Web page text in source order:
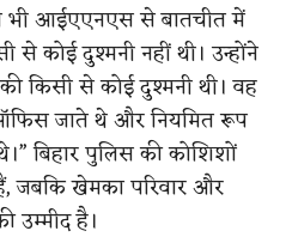
आईएएनएस से बातचीत में
से कोई दुश्मनी नहीं थी। उन्होंने
किसी से कोई दुश्मनी थी। वह
जाते थे और नियमित रूप
बिहार पुलिस की कोशिशों
जबकि खेमका परिवार और
उम्मीद है।